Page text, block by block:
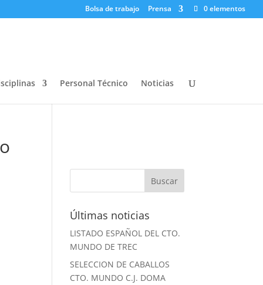
Bolsa de trabajo Prensa 0 elementos
Personal Técnico Noticias
Últimas noticias
LISTADO ESPAÑOL DEL CTO.
MUNDO DE TREC
SELECCION DE CABALLOS
CTO. MUNDO C.J. DOMA